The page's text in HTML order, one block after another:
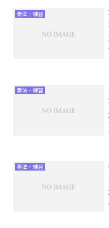
奏法・練習
奏法・練習
奏法・練習